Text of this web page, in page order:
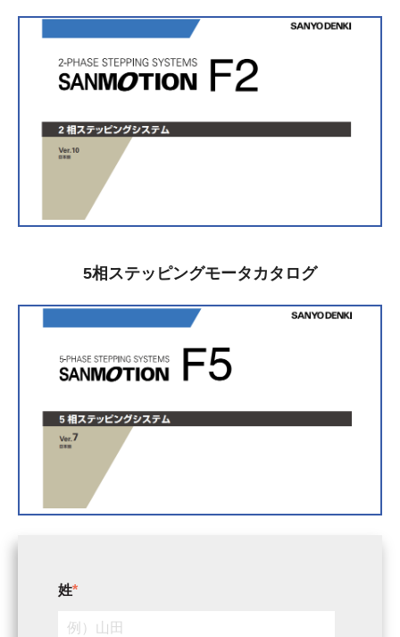
5相ステッピングモータカタログ
姓*